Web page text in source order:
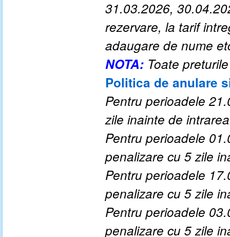
31.03.2026,
rezervare, la tarif
adaugare de nume
NOTA: Toate
Politica de anulare
Pentru perioadele21
zile inainte de
Pentru perioadele
penalizare cu 5 zile
Pentru perioadele
penalizare cu 5 zile
Pentru perioadele
penalizare cu 5 zile